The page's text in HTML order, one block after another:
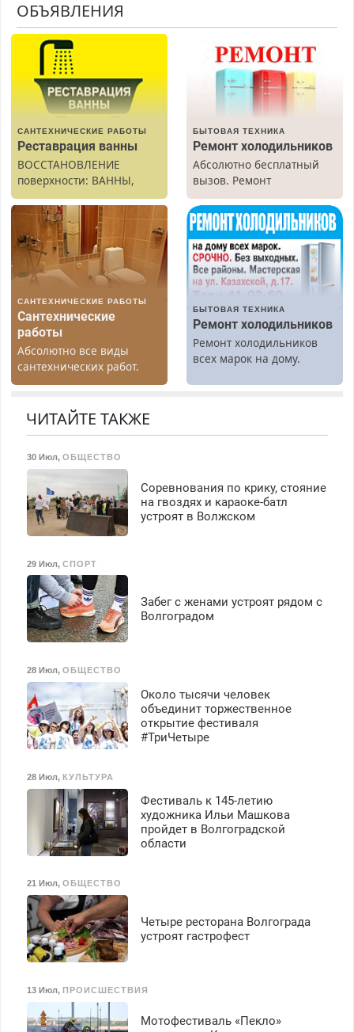
ОБЪЯВЛЕНИЯ
САНТЕХНИЧЕСКИЕ РАБОТЫ
Реставрация ванны
ВОССТАНОВЛЕНИЕ
поверхности: ВАННЫ,
раковины, подоконника.
От скола до полной
реставрации. 100%
результат.
БЫТОВАЯ ТЕХНИКА
Ремонт холодильников
Абсолютно бесплатный
вызов. Ремонт
холодильников всех
марок на дому, с
гарантией. Все р-ны.
Срочно. Без выходных.
Пенсионерам – скидки до
40%. Мастер со стажем.
САНТЕХНИЧЕСКИЕ РАБОТЫ
Сантехнические
работы
Абсолютно все виды
сантехнических работ.
Быстро. Качественно.
БЫТОВАЯ ТЕХНИКА
Ремонт холодильников
Ремонт холодильников
всех марок на дому.
ЧИТАЙТЕ ТАКЖЕ
30 Июл, ОБЩЕСТВО
Соревнования по крику, стояние
на гвоздях и караоке-батл
устроят в Волжском
29 Июл, СПОРТ
Забег с женами устроят рядом с
Волгоградом
28 Июл, ОБЩЕСТВО
Около тысячи человек
объединит торжественное
открытие фестиваля
#ТриЧетыре
28 Июл, КУЛЬТУРА
Фестиваль к 145-летию
художника Ильи Машкова
пройдет в Волгоградской
области
21 Июл, ОБЩЕСТВО
Четыре ресторана Волгограда
устроят гастрофест
13 Июл, ПРОИСШЕСТВИЯ
Мотофестиваль «Пекло»